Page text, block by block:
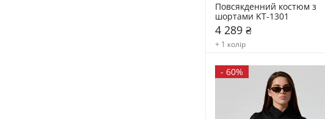
Повсякденний костюм з
шортами KT-1301
4 289 ₴
+ 1 колір
- 60%